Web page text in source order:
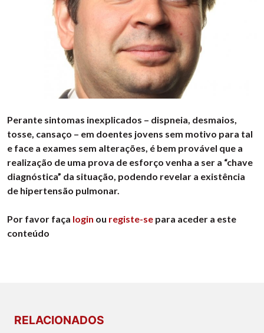
Perante sintomas inexplicados – dispneia, desmaios,
tosse, cansaço – em doentes jovens sem motivo para tal
e face a exames sem alterações, é bem provável que a
realização de uma prova de esforço venha a ser a “chave
diagnóstica” da situação, podendo revelar a existência
de hipertensão pulmonar.
Por favor faça login ou registe-se para aceder a este
conteúdo
RELACIONADOS